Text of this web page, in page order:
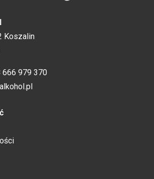
Koszalin
666 979 370